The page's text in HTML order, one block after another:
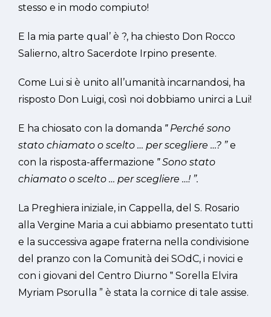
stesso e in modo compiuto!
E la mia parte qual’ è ?, ha chiesto Don Rocco
Salierno, altro Sacerdote Irpino presente.
Come Lui si è unito all’umanità incarnandosi, ha
risposto Don Luigi, così noi dobbiamo unirci a Lui!
E ha chiosato con la domanda ‟ Perché sono
stato chiamato o scelto … per scegliere …? ”e
con la risposta-affermazione ‟Sono stato
chiamato o scelto … per scegliere …! ”.
La Preghiera iniziale, in Cappella, del S. Rosario
alla Vergine Maria a cui abbiamo presentato tutti
e la successiva agape fraterna nella condivisione
del pranzo con la Comunità dei SOdC, i novici e
con i giovani del Centro Diurno ‟ Sorella Elvira
Myriam Psorulla ” è stata la cornice di tale assise.